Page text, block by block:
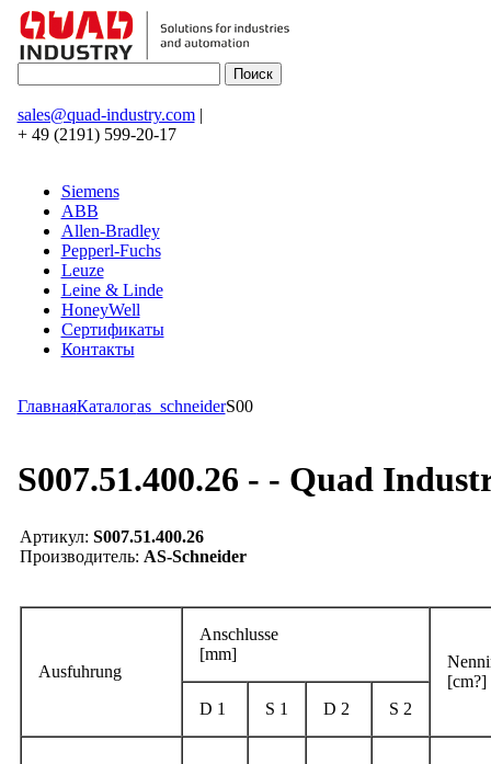
sales@quad-industry.com|
+ 49 (2191) 599-20-17
Siemens
ABB
Allen-Bradley
Pepperl-Fuchs
Leuze
Leine & Linde
HoneyWell
Сертификаты
Контакты
ГлавнаяКаталогas_schneiderS00
S007.51.400.26 - - Quad
Артикул: S007.51.400.26
Производитель: AS-Schneider
Ausfuhrung
Anschlusse
[mm]
[cm?]
D 1
S 1 D 2 S 2